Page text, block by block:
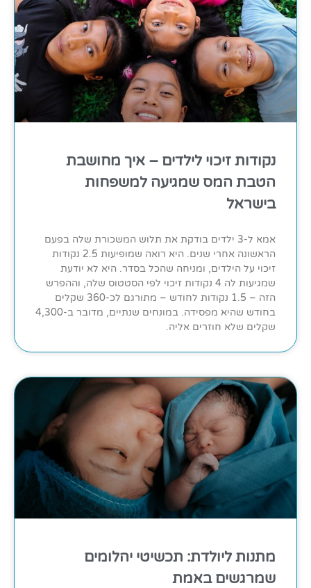
נקודות זיכוי לילדים – איך מחושבת
הטבת המס שמגיעה למשפחות
בישראל
אמא ל-3 ילדים בודקת את תלוש המשכורת שלה בפעם
הראשונה אחרי שנים. היא רואה שמופיעות 2.5 נקודות
זיכוי על הילדים, ומניחה שהכל בסדר. היא לא יודעת
שמגיעות לה 4 נקודות זיכוי לפי הסטטוס שלה, וההפרש
הזה – 1.5 נקודות לחודש – מתורגם לכ-360 שקלים
בחודש שהיא מפסידה. במונחים שנתיים, מדובר ב-4,300
שקלים שלא חוזרים אליה.
מתנות ליולדת: תכשיטי יהלומים
שמרגשים באמת